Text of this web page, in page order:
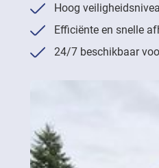
Hoog
Efficiënte en snelle
24/7 beschikbaar